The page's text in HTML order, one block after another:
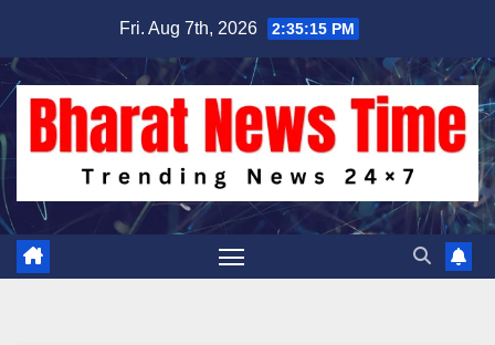
content
Fri. Aug 7th, 2026 2:35:16 PM